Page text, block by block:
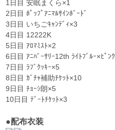
1日目 安眠まくら×1
2日目 ﾎﾟｯﾌﾟｱﾆﾏﾙｻｲﾝﾎﾞｰﾄﾞ
3日目 いちごｷｬﾝﾃﾞｨ×3
4日目 12222K
5日目 ｱﾛﾏﾐｽﾄ×2
6日目 ｱﾆﾊﾞｰｻﾘｰ12th ﾗｲﾄﾌﾞﾙｰ×ﾋﾟﾝｸ
7日目 ﾗﾌﾞｸｯｷｰ×5
8日目 ｶﾞﾁｬ補助ﾁｹｯﾄ×10
9日目 ﾁｮｰｼ朗×5
10日目 ﾃﾞｰﾄﾁｹｯﾄ×3
●配布衣装